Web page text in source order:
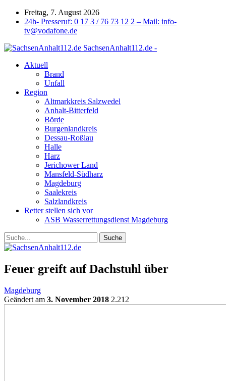
Freitag, 7. August 2026
24h- Presseruf: 0 17 3 / 76 73 12 2 – Mail: info-
tv@vodafone.de
SachsenAnhalt112.de -
Aktuell
Brand
Unfall
Region
Altmarkkreis Salzwedel
Anhalt-Bitterfeld
Börde
Burgenlandkreis
Dessau-Roßlau
Halle
Harz
Jerichower Land
Mansfeld-Südharz
Magdeburg
Saalekreis
Salzlandkreis
Retter stellen sich vor
ASB Wasserrettungsdienst Magdeburg
Feuer greift auf Dachstuhl über
Magdeburg
Geändert am 3. November 2018 2.212